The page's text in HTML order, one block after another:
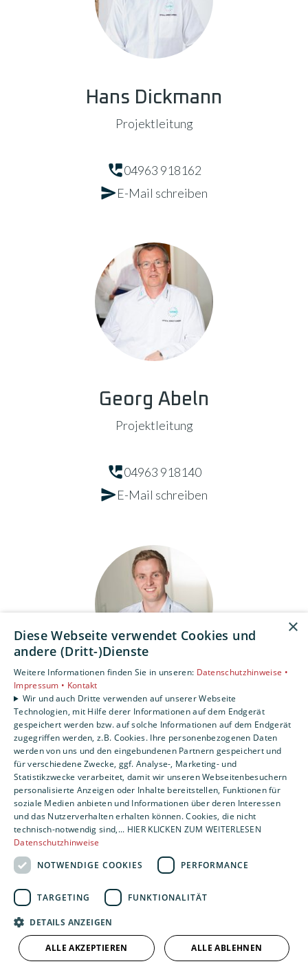
Hans Dickmann
Projektleitung
04963 918162
E-Mail schreiben
Georg Abeln
Projektleitung
04963 918140
E-Mail schreiben
Michael Cordes
Projektleitung
04963 918145
E-Mail schreiben
×
Diese Webseite verwendet Cookies und
andere (Dritt-)Dienste
Weitere Informationen finden Sie in unseren: Datenschutzhinweise •
Impressum • Kontakt
Wir und auch Dritte verwenden auf unserer Webseite
Technologien, mit Hilfe derer Informationen auf dem Endgerät
gespeichert werden bzw. auf solche Informationen auf dem Endgerät
zugegriffen werden, z.B. Cookies. Ihre personenbezogenen Daten
werden von uns und den eingebundenen Partnern gespeichert und
für verschiedene Zwecke, ggf. Analyse-, Marketing- und
Statistikzwecke verarbeitet, damit wir unseren Webseitenbesuchern
personalisierte Anzeigen oder Inhalte bereitstellen, Funktionen für
soziale Medien anbieten und Informationen über deren Interessen
und das Nutzerverhalten erhalten können. Cookies, die nicht
technisch-notwendig sind,... HIER KLICKEN ZUM WEITERLESEN
Datenschutzhinweise
NOTWENDIGE COOKIES
PERFORMANCE
TARGETING FUNKTIONALITÄT
DETAILS ANZEIGEN
ALLE AKZEPTIEREN ALLE ABLEHNEN